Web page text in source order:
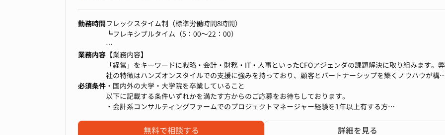
②様々な業界から集まったプロ人材が集まる組織
己成長をしていくための環境が備わっています。
③少数組織だからこそ自らカルチャーを作れる
プロ人材が働きやすくて最大限のパフォーマンスを発揮できるためのカルチャーは何かと、社員みんなで考
ながらカルチャーを形成していくことができます
勤務時間フレックスタイム制（標準労働時間8時間）
┗フレキシブルタイム（5：00～22：00）
＜コアタイムについて＞
会社が予め定めた所定の会議または各種社内イベントを開催する場合は、別途通知する時間をコアタイムと
ます。
【グループ全体会（月に1回実施）】
※月初第１月曜日の8：00または8：30に実施
業務内容 【業務内容】
「経営」をキーワードに戦略・会計・財務・IT・人事といったCFOアジェンダの課題解決に取り組みます。弊
社の特徴はハンズオンスタイルでの支援に強みを持っており、顧客とパートナーシップを築くノウハウが構
されている点です。入社後はクライアントの経営層をはじめとするステークホルダーとのリレーションを構
およびチームを牽引する存在なっていただき、企業変革をリードしていただきたいと考えています。
弊社のクライアントは、日本を代表する業界のリーディングカンパニーから革新的なサービスを提供するス
必須条件 ・国内外の大学・大学院を卒業していること
以下に記載する条件いずれかを満たす方からのご応募をお待ちしております。
・会計系コンサルティングファームでのプロジェクトマネージャー経験を1年以上有する方
・ベンチャー企業等で経営管理を3年以上リードした経験を有する方
無料で相談する 詳細を見る